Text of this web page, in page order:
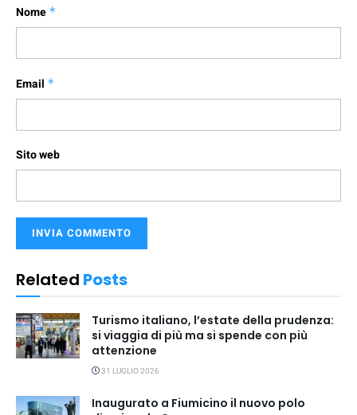
Nome *
Email *
Sito web
Related Posts
Turismo italiano, l’estate della prudenza:
si viaggia di più ma si spende con più
attenzione
31 LUGLIO 2026
Inaugurato a Fiumicino il nuovo polo